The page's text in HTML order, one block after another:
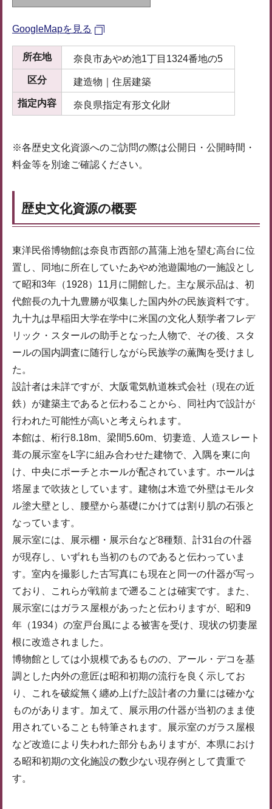
GoogleMapを見る
所在地 奈良市あやめ池1丁目1324番地の5
区分 建造物｜住居建築
指定内容 奈良県指定有形文化財
※各歴史文化資源へのご訪問の際は公開日・公開時間・
料金等を別途ご確認ください。
歴史文化資源の概要
東洋民俗博物館は奈良市西部の菖蒲上池を望む高台に位
置し、同地に所在していたあやめ池遊園地の一施設とし
て昭和3年（1928）11月に開館した。主な展示品は、初
代館長の九十九豊勝が収集した国内外の民族資料です。
九十九は早稲田大学在学中に米国の文化人類学者フレデ
リック・スタールの助手となった人物で、その後、スタ
ールの国内調査に随行しながら民族学の薫陶を受けまし
た。
設計者は未詳ですが、大阪電気軌道株式会社（現在の近
鉄）が建築主であると伝わることから、同社内で設計が
行われた可能性が高いと考えられます。
本館は、桁行8.18m、梁間5.60m、切妻造、人造スレート
葺の展示室をL字に組み合わせた建物で、入隅を東に向
け、中央にポーチとホールが配されています。ホールは
塔屋まで吹抜としています。建物は木造で外壁はモルタ
ル塗大壁とし、腰壁から基礎にかけては割り肌の石張と
なっています。
展示室には、展示棚・展示台など8種類、計31台の什器
が現存し、いずれも当初のものであると伝わっていま
す。室内を撮影した古写真にも現在と同一の什器が写っ
ており、これらが戦前まで遡ることは確実です。また、
展示室にはガラス屋根があったと伝わりますが、昭和9
年（1934）の室戸台風による被害を受け、現状の切妻屋
根に改造されました。
博物館としては小規模であるものの、アール・デコを基
調とした内外の意匠は昭和初期の流行を良く示してお
り、これを破綻無く纏め上げた設計者の力量には確かな
ものがあります。加えて、展示用の什器が当初のまま使
用されていることも特筆されます。展示室のガラス屋根
など改造により失われた部分もありますが、本県におけ
る昭和初期の文化施設の数少ない現存例として貴重で
す。